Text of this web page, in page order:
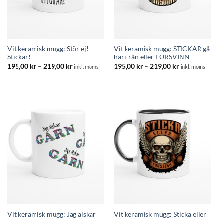
Vit keramisk mugg: Stör ej!
Stickar!
195,00 kr – 219,00 krPrisintervall:
inkl. moms
Vit keramisk mugg: STICKAR gå
härifrån eller FÖRSVINN
195,00 kr – 219,00 krPrisintervall:
inkl. moms
Vit keramisk mugg: Jag älskar Vit keramisk mugg: Sticka eller